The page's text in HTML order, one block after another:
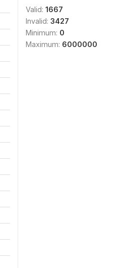
Valid: 1667
Invalid: 3427
Minimum: 0
Maximum: 6000000